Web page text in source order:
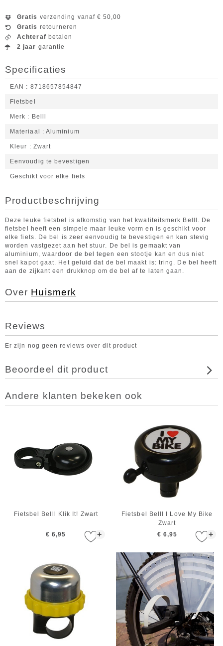
Gratis verzending vanaf € 50,00
Gratis retourneren
Achteraf betalen
2 jaar garantie
Specificaties
EAN 8718657854847
Fietsbel
Merk Belll
Materiaal Aluminium
Kleur Zwart
Eenvoudig te bevestigen
Geschikt voor elke fiets
Productbeschrijving
Deze leuke fietsbel is afkomstig van het kwaliteitsmerk Belll. De
fietsbel heeft een simpele maar leuke vorm en is geschikt voor
elke fiets. De bel is zeer eenvoudig te bevestigen en kan stevig
worden vastgezet aan het stuur. De bel is gemaakt van
aluminium, waardoor de bel tegen een stootje kan en dus niet
snel kapot gaat. Het geluid dat de bel maakt is: tring. De bel heeft
aan de zijkant een drukknop om de bel af te laten gaan.
Over Huismerk
Reviews
Er zijn nog geen reviews over dit product
Beoordeel dit product
Andere klanten bekeken ook
+
Fietsbel Belll Klik It! Zwart
€ 6,95 +
Fietsbel Belll I Love My Bike
Zwart
€ 6,95